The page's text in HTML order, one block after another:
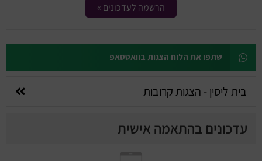
הרשמה לעדכונים »
שתפו את הלוח הצגות בוואטסאפ
בית ליסין - הצגות קרובות
עדכונים בהתאמה אישית